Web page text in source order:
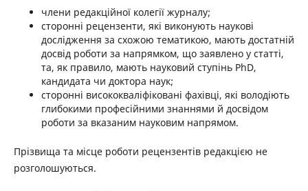
члени редакційної колегії журналу;
сторонні рецензенти, які виконують наукові
дослідження за схожою тематикою, мають достатній
досвід роботи за напрямком, що заявлено у статті,
та, як правило, мають науковий ступінь PhD,
кандидата чи доктора наук;
сторонні висококваліфіковані фахівці, які володіють
глибокими професійними знаннями й досвідом
роботи за вказаним науковим напрямом.
Прізвища та місце роботи рецензентів редакцією не
розголошуються.